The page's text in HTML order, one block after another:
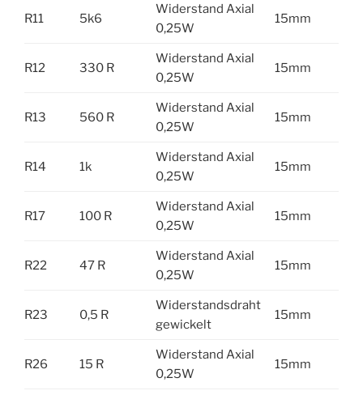
R11 5k6
Widerstand Axial
0,25W
15mm
R12 330 R
Widerstand Axial
0,25W
15mm
R13 560 R
Widerstand Axial
0,25W
15mm
R14 1k
Widerstand Axial
0,25W
15mm
R17 100 R
Widerstand Axial
0,25W
15mm
R22 47 R
Widerstand Axial
0,25W
15mm
R23 0,5 R
Widerstandsdraht
gewickelt
15mm
R26 15 R
Widerstand Axial
0,25W
15mm